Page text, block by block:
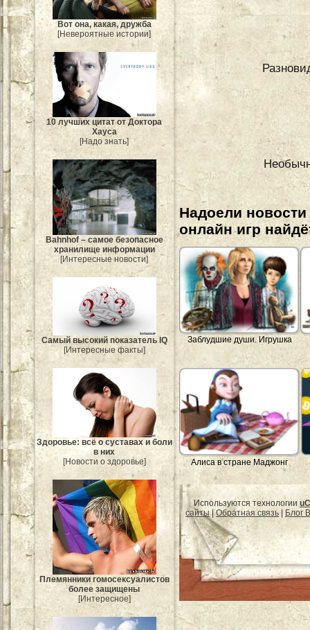
Вот она, какая, дружба
[Невероятные истории]
10 лучших цитат от Доктора
Хауса
[Надо знать]
Bahnhof – самое безопасное
хранилище информации
[Интересные новости]
Самый высокий показатель IQ
[Интересные факты]
Здоровье: всё о суставах и боли
в них
[Новости о здоровье]
Племянники гомосексуалистов
более защищены
[Интересное]
Надоели
онлайн игр
Заблудшие души. Игрушка
Алиса в стране Маджонг
Используются технологии
сайты|Обратная связь Блог